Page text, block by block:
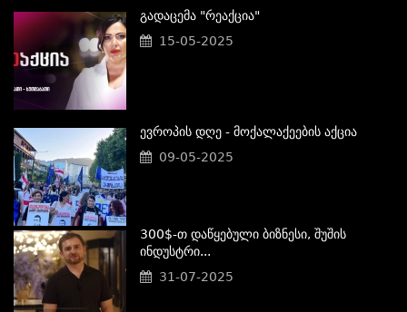
Გადაცემა "რეაქცია"
15-05-2025
Ევროპის Დღე - Მოქალაქეების Აქცია
09-05-2025
300$-Თ Დაწყებული Ბიზნესი, Შუშის
Ინდუსტრი...
31-07-2025